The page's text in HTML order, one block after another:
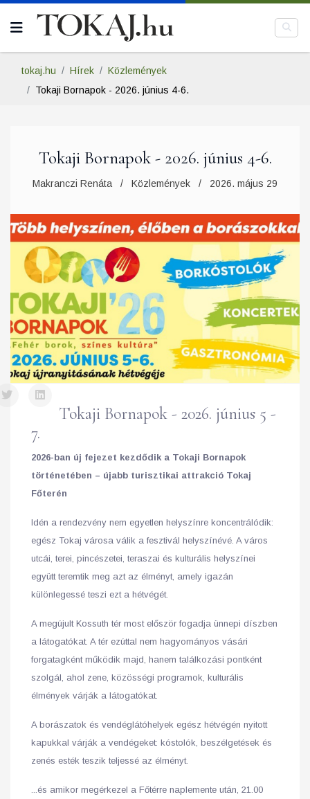
tokaj.hu Hírek
Közlemények
Tokaji Bornapok - 2026. június 4-6.
Tokaji Bornapok - 2026. június 4-6.
Makranczi Renáta Közlemények 2026. május 29
Tokaji Bornapok - 2026. június 5 -
7.
2026-ban új fejezet kezdődik a Tokaji Bornapok
történetében – újabb turisztikai attrakció Tokaj
Főterén
Idén a rendezvény nem egyetlen helyszínre koncentrálódik:
egész Tokaj városa válik a fesztivál helyszínévé. A város
utcái, terei, pincészetei, teraszai és kulturális helyszínei
együtt teremtik meg azt az élményt, amely igazán
különlegessé teszi ezt a hétvégét.
A megújult Kossuth tér most először fogadja ünnepi díszben
a látogatókat. A tér ezúttal nem hagyományos vásári
forgatagként működik majd, hanem találkozási pontként
szolgál, ahol zene, közösségi programok, kulturális
élmények várják a látogatókat.
A borászatok és vendéglátóhelyek egész hétvégén nyitott
kapukkal várják a vendégeket: kóstolók, beszélgetések és
zenés esték teszik teljessé az élményt.
...és amikor megérkezel a Főtérre naplemente után, 21.00